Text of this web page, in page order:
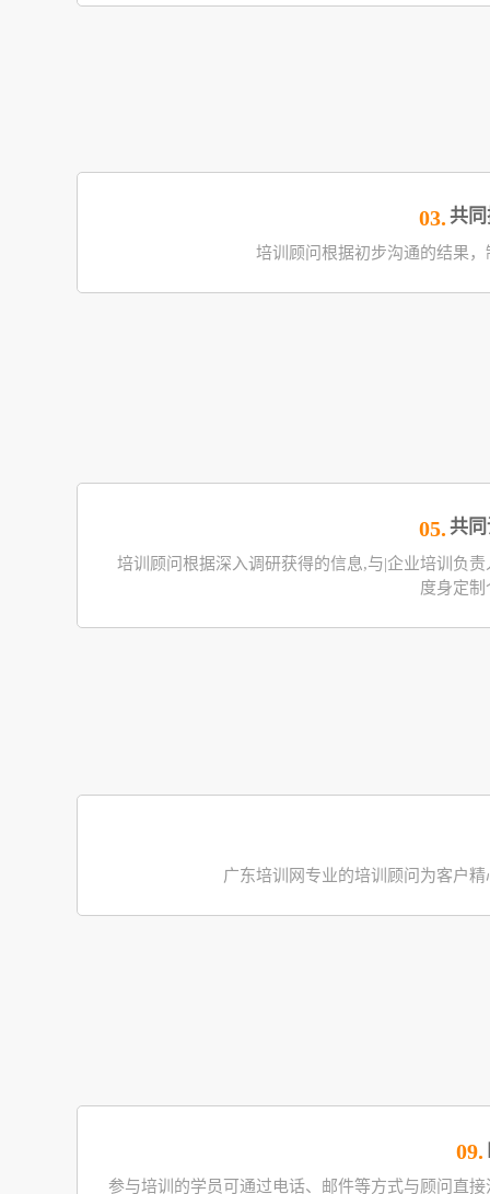
03. 共
培训顾问根据初步沟通的结果
05. 共
培训顾问根据深入调研获得的信息,与|企业培训负
度身定
广东培训网专业的培训顾问为客户
09.
参与培训的学员可通过电话、邮件等方式与顾问直